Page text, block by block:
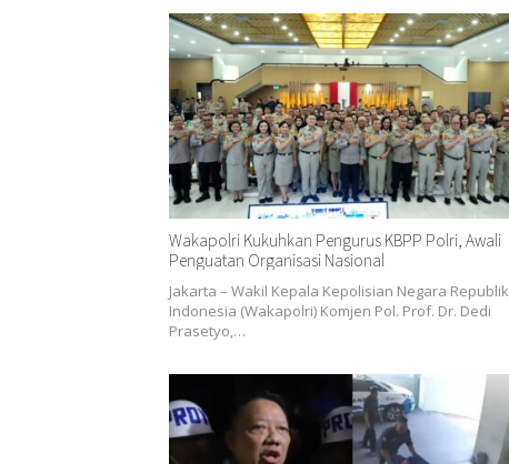
Wakapolri Kukuhkan Pengurus KBPP Polri, Awali
Penguatan Organisasi Nasional
Jakarta – Wakil Kepala Kepolisian Negara Republik
Indonesia (Wakapolri) Komjen Pol. Prof. Dr. Dedi
Prasetyo,…